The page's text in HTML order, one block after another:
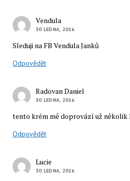
Vendula
30 LEDNA, 2016
Sleduji na FB Vendula Janků
Odpovědět
Radovan Daniel
30 LEDNA, 2016
tento krém mě doprovází už několik
Odpovědět
Lucie
30 LEDNA, 2016